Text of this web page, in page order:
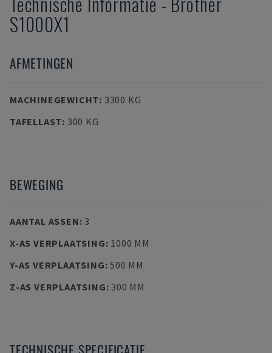
S1000X1
AFMETINGEN
MACHINEGEWICHT: 3300 KG
TAFELLAST: 300 KG
BEWEGING
AANTAL ASSEN: 3
X-AS VERPLAATSING: 1000 MM
Y-AS VERPLAATSING:500 MM
Z-AS VERPLAATSING: 300 MM